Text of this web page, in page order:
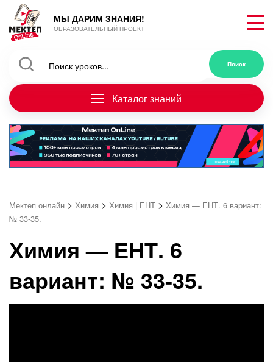
МЫ ДАРИМ ЗНАНИЯ!
ОБРАЗОВАТЕЛЬНЫЙ ПРОЕКТ
Каталог знаний
Мектеп онлайн > Химия > Химия | ЕНТ > Химия — ЕНТ. 6 вариант:
№ 33-35.
Химия — ЕНТ. 6
вариант: № 33-35.